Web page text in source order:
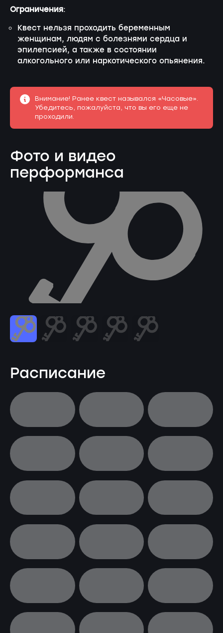
Ограничения:
Квест нельзя проходить беременным
женщинам, людям с болезнями сердца и
эпилепсией, а также в состоянии
алкогольного или наркотического опьянения.
Внимание! Ранее квест назывался «Часовые».
Убедитесь, пожалуйста, что вы его еще не
проходили.
Фото и видео
перформанса
Расписание